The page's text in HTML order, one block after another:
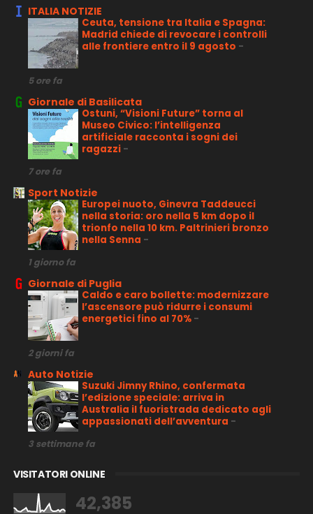
ITALIA NOTIZIE
Ceuta, tensione tra Italia e Spagna:
Madrid chiede di revocare i controlli
alle frontiere entro il 9 agosto -
5 ore fa
Giornale di Basilicata
Ostuni, “Visioni Future” torna al
Museo Civico: l’intelligenza
artificiale racconta i sogni dei
ragazzi -
7 ore fa
Sport Notizie
Europei nuoto, Ginevra Taddeucci
nella storia: oro nella 5 km dopo il
trionfo nella 10 km. Paltrinieri bronzo
nella Senna -
1 giorno fa
Giornale di Puglia
Caldo e caro bollette: modernizzare
l’ascensore può ridurre i consumi
energetici fino al 70% -
2 giorni fa
Auto Notizie
Suzuki Jimny Rhino, confermata
l’edizione speciale: arriva in
Australia il fuoristrada dedicato agli
appassionati dell’avventura -
3 settimane fa
VISITATORI ONLINE
42,385